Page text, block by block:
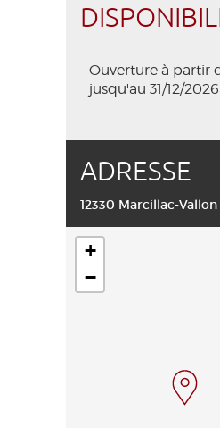
Ouverture à partir
jusqu'au 31/12/2026
ADRESSE
12330 Marcillac-Vallon
+
−